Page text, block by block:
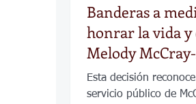
Banderas a
honrar la vida y
Melody
Condado de
Esta decisión
servicio público de